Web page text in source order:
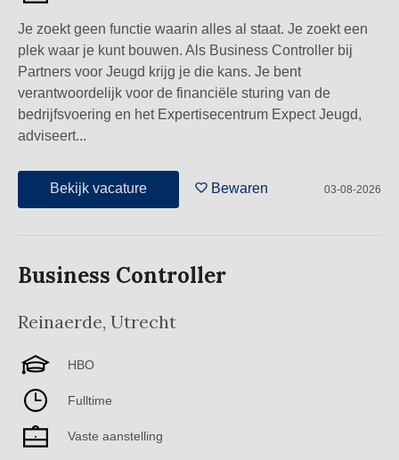
Je zoekt geen functie waarin alles al staat. Je zoekt een
plek waar je kunt bouwen. Als Business Controller bij
Partners voor Jeugd krijg je die kans. Je bent
verantwoordelijk voor de financiële sturing van de
bedrijfsvoering en het Expertisecentrum Expect Jeugd,
adviseert...
Bekijk vacature Bewaren 03-08-2026
Business Controller
Reinaerde, Utrecht
HBO
Fulltime
Vaste aanstelling